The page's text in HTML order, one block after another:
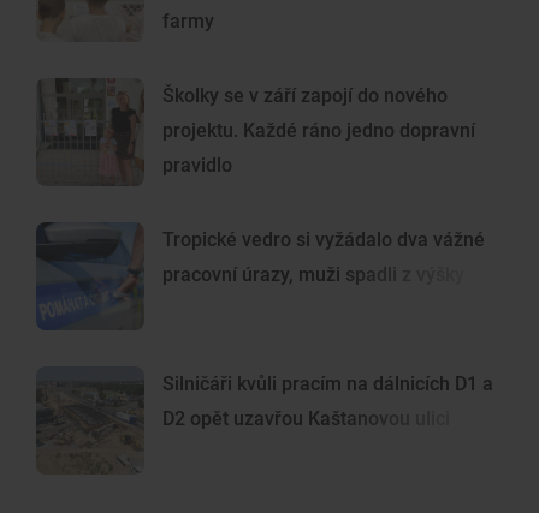
farmy
Školky se v září zapojí do nového
projektu. Každé ráno jedno dopravní
pravidlo
Tropické vedro si vyžádalo dva vážné
pracovní úrazy, muži spadli z výšky
Silničáři kvůli pracím na dálnicích D1 a
D2 opět uzavřou Kaštanovou ulici